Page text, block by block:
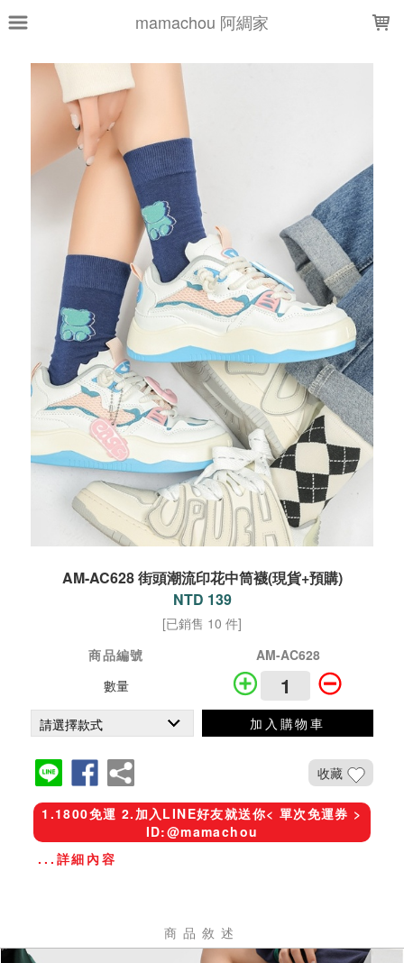
mamachou 阿綢家
AM-AC628 街頭潮流印花中筒襪(現貨+預購)
NTD 139
[已銷售 10 件]
商品編號
AM-AC628
數量
加入購物車
收藏
1.1800免運 2.加入LINE好友就送你< 單次免運券 >
ID:@mamachou
...詳細內容
商品敘述